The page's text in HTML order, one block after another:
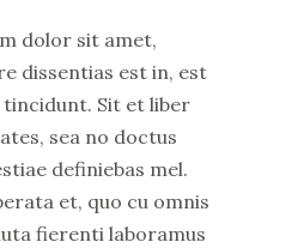
dolor sit amet,
dissentias est in, est
tincidunt. Sit et liber
sea no doctus
definiebas mel.
et, quo cu omnis
fierenti laboramus